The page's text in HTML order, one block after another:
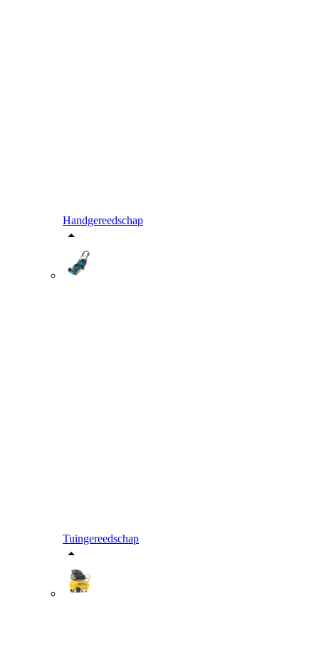
Handgereedschap
Tuingereedschap